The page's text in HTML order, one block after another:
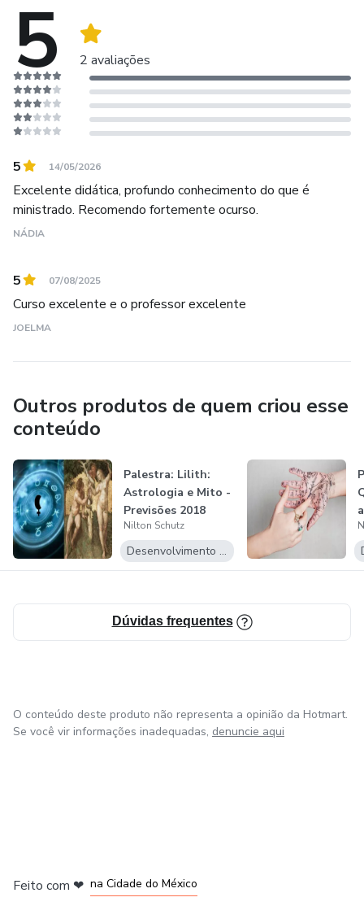
Sua missão é conscientizar as pessoas para que saibam
viver o conhecimento no cotidiano, transformando teoria
em sabedoria, alcançando fluência em suas metas e
objetivos.
Segundo ele:
isso com muito amor e alegria.”
Semanalmente, compartilha reflexões e ensinamentos em
seu canal do YouTube, com vídeos de Astrologia, Tarot e
transmitidos pela Rádio Vibe Mundial de São Paulo – FM
95,7.
estiverem dispostos a estudar e transformar suas vidas,
ser plenamente realizado.
5 2 avaliações
5 14/05/2026
Excelente didática, profundo conhecimento do que é
ministrado. Recomendo fortemente ocurso.
NÁDIA
5 07/08/2025
Curso excelente e o professor excelente
JOELMA
Outros produtos de quem criou esse
conteúdo
Palestra: Lilith:
Astrologia e Mito -
Previsões 2018
Nilton Schutz
Desenvolvimento Pessoal
Dúvidas frequentes
O conteúdo deste produto não representa a opinião da Hotmart.
Se você vir informações inadequadas, denuncie aqui
Feito com ❤ na Cidade do México